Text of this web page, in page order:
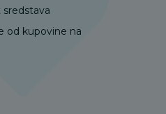
sredstava
od kupovine na